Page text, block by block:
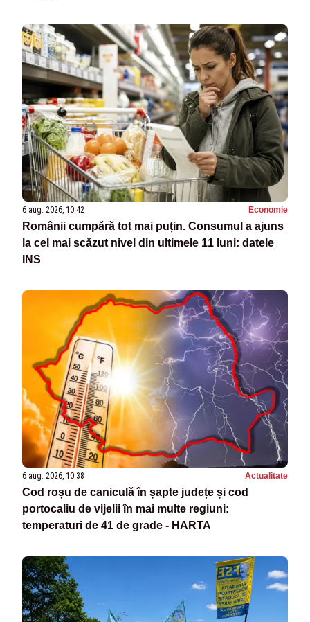
6 aug. 2026, 10:42 Economie
Românii cumpără tot mai puțin. Consumul a ajuns
la cel mai scăzut nivel din ultimele 11 luni: datele
INS
6 aug. 2026, 10:38 Actualitate
Cod roșu de caniculă în șapte județe și cod
portocaliu de vijelii în mai multe regiuni:
temperaturi de 41 de grade - HARTA